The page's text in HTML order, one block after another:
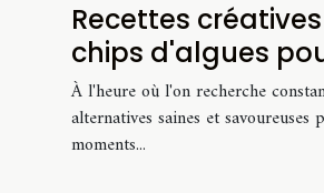
Recettes
chips d'algues
apéritif sain
À l'heure où l'on recherche
alternatives saines et savoureuses
moments...